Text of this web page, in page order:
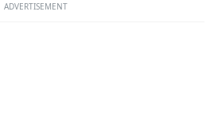
ADVERTISEMENT